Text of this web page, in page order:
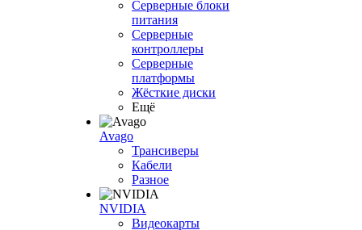
Серверные блоки
питания
Серверные
контроллеры
Серверные
платформы
Жёсткие диски
Ещё
Avago
Трансиверы
Кабели
Разное
NVIDIA
Видеокарты